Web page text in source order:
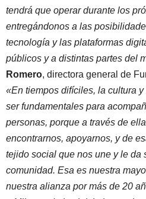
tendrá que operar durante los
entregándonos a las
tecnología y las plataformas
públicos y a distintas partes del
Romero, directora general de
«En tiempos difíciles, la cultura
ser fundamentales para
personas, porque a través de
encontrarnos, apoyarnos, y de
tejido social que nos une y le da
comunidad. Esa es nuestra
nuestra alianza por más de 20